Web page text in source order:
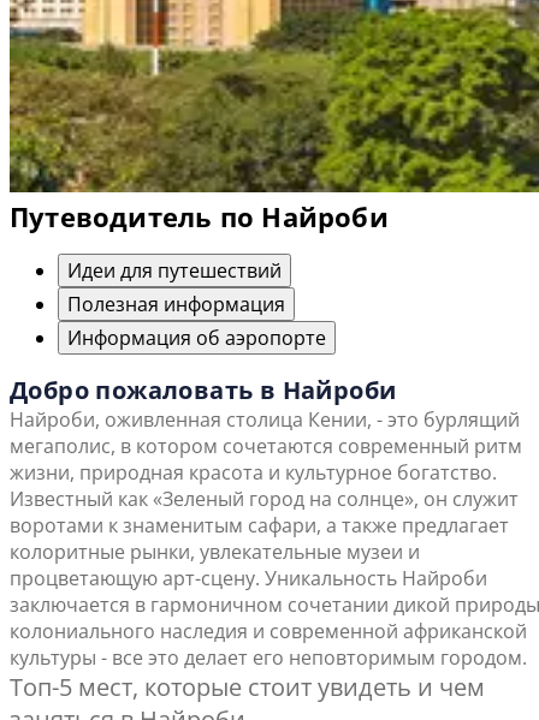
Путеводитель по Найроби
Идеи для путешествий
Полезная информация
Информация об аэропорте
Добро пожаловать в Найроби
Найроби, оживленная столица Кении, - это бурлящий
мегаполис, в котором сочетаются современный ритм
жизни, природная красота и культурное богатство.
Известный как «Зеленый город на солнце», он служит
воротами к знаменитым сафари, а также предлагает
колоритные рынки, увлекательные музеи и
процветающую арт-сцену. Уникальность Найроби
заключается в гармоничном сочетании дикой
колониального наследия и современной африканской
культуры - все это делает его неповторимым городом.
Топ-5 мест, которые стоит увидеть и чем